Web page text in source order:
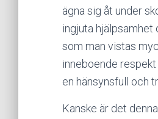
ägna sig åt under
ingjuta
som man vistas
inneboende
en hänsynsfull och
Kanske är det